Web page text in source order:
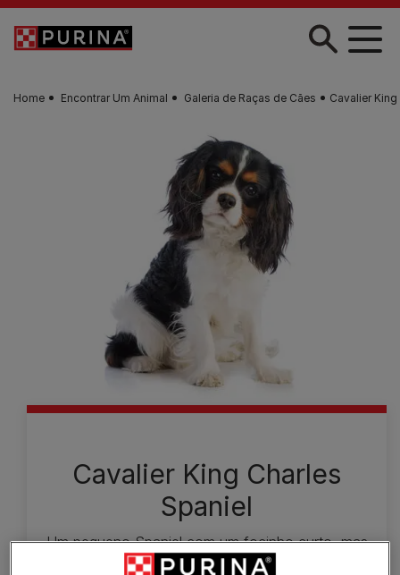
Skip to main content
Home Encontrar Um Animal Galeria de Raças de Cães Cavalier
Cavalier King Charles
Spaniel
Um pequeno Spaniel com um focinho curto, mas
definido, olhos castanhos grandes e pelo